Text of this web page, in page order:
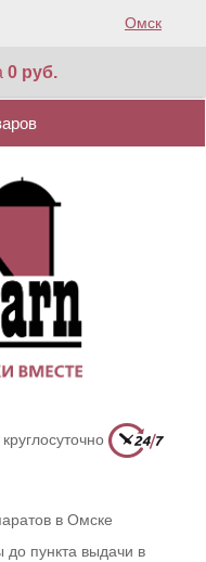
Омск
0 руб.
в Омске
до пункта выдачи в